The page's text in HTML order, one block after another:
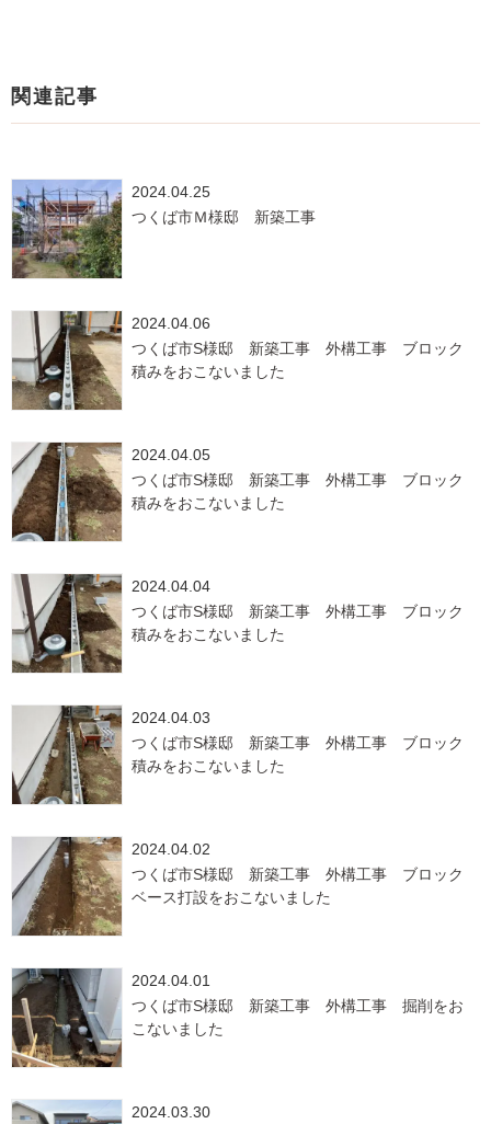
関連記事
2024.04.25
つくば市Ｍ様邸 新築工事
2024.04.06
つくば市S様邸 新築工事 外構工事 ブロック
積みをおこないました
2024.04.05
つくば市S様邸 新築工事 外構工事 ブロック
積みをおこないました
2024.04.04
つくば市S様邸 新築工事 外構工事 ブロック
積みをおこないました
2024.04.03
つくば市S様邸 新築工事 外構工事 ブロック
積みをおこないました
2024.04.02
つくば市S様邸 新築工事 外構工事 ブロック
ベース打設をおこないました
2024.04.01
つくば市S様邸 新築工事 外構工事 掘削をお
こないました
2024.03.30